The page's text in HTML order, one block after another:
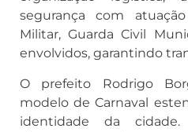
segurança com
Militar, Guarda Civil
envolvidos, garantindo
O prefeito Rodrigo
modelo de Carnaval
identidade da cidade.